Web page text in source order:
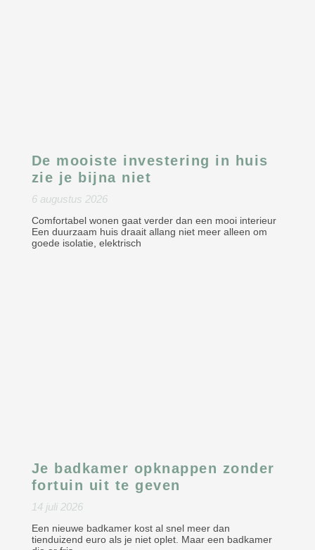
De mooiste investering in huis
zie je bijna niet
6 augustus 2026
Comfortabel wonen gaat verder dan een mooi interieur
Een duurzaam huis draait allang niet meer alleen om
goede isolatie, elektrisch
Je badkamer opknappen zonder
fortuin uit te geven
14 juli 2026
Een nieuwe badkamer kost al snel meer dan
tienduizend euro als je niet oplet. Maar een badkamer